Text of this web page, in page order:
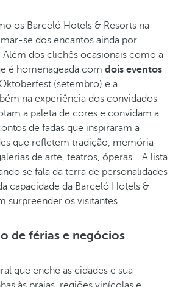
os Barceló Hotels & Resorts na
se dos encantos ainda por
Além dos clichês ocasionais como a
é homenageada com dois eventos
(setembro) e a
na experiência dos convidados
a paleta de cores e convidam a
de fadas que inspiraram a
que refletem tradição, memória
de arte, teatros, óperas... A lista
se fala da terra de personalidades
capacidade da Barceló Hotels &
surpreender os visitantes.
de férias e negócios
que enche as cidades e sua